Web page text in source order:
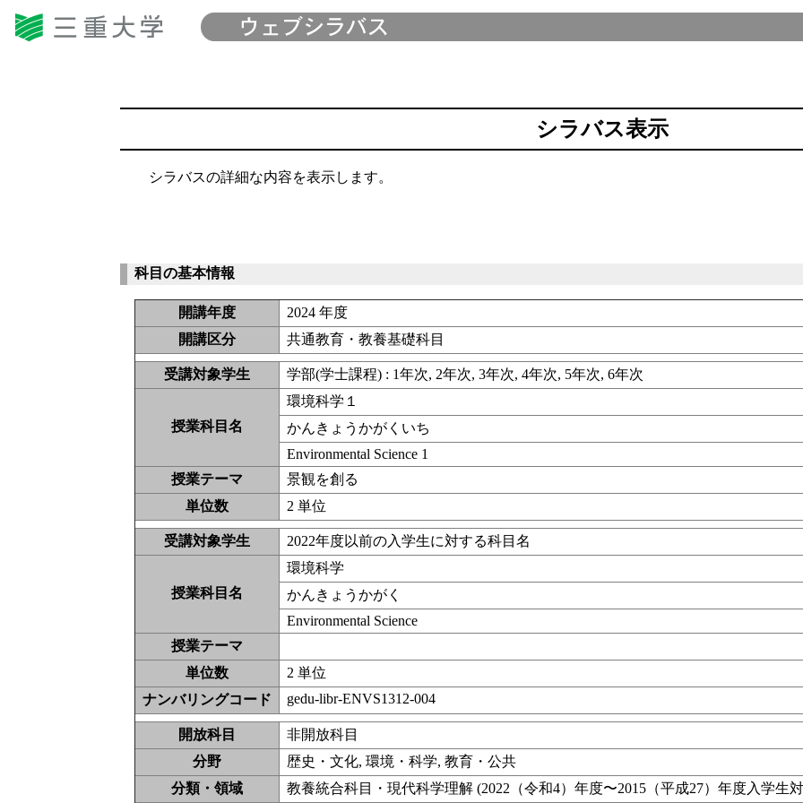
シラバス表示
シラバスの詳細な内容を表示します。
科目の基本情報
開講年度
2024 年度
開講区分
共通教育・教養基礎科目
受講対象学生 学部(学士課程) : 1年次, 2年次, 3年次, 4年次, 5年次, 6年次
授業科目名
環境科学１
かんきょうかがくいち
Environmental Science 1
授業テーマ
景観を創る
単位数
2 単位
受講対象学生 2022年度以前の入学生に対する科目名
授業科目名
環境科学
かんきょうかがく
Environmental Science
授業テーマ
単位数
2 単位
ナンバリングコード
gedu-libr-ENVS1312-004
開放科目
非開放科目
分野
歴史・文化, 環境・科学, 教育・公共
分類・領域
教養統合科目・現代科学理解 (2022（令和4）年度〜2015（平成27）年度入学生